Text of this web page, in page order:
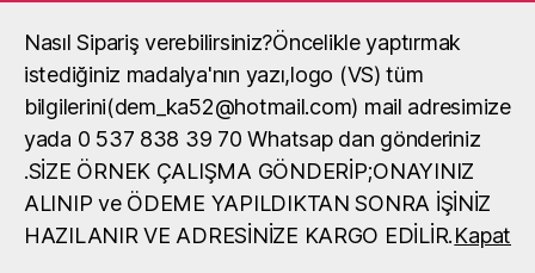
Nasıl Sipariş verebilirsiniz?Öncelikle yaptırmak
istediğiniz madalya'nın yazı,logo (VS) tüm
bilgilerini(dem_ka52@hotmail.com) mail adresimize
yada 0 537 838 39 70 Whatsap dan gönderiniz
.SİZE ÖRNEK ÇALIŞMA GÖNDERİP;ONAYINIZ
ALINIP ve ÖDEME YAPILDIKTAN SONRA İŞİNİZ
HAZILANIR VE ADRESİNİZE KARGO EDİLİR.Kapat
Madalya, madalya yaptırma, okul
madalya örneği
milli-egitim-lolgolu-
madalya-1